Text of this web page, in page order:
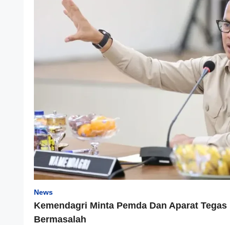
News
Kemendagri Minta Pemda Dan Aparat
Bermasalah